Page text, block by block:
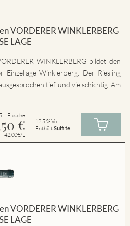
VORDERER WINKLERBERG
LAGE
WINKLERBERG bildet den
Einzellage Winklerberg. Der Riesling
tief und vielschichtig. Am
L Flasche
€
42.00€/L
12.5 % Vol
EnthältSulfite
VORDERER WINKLERBERG
LAGE